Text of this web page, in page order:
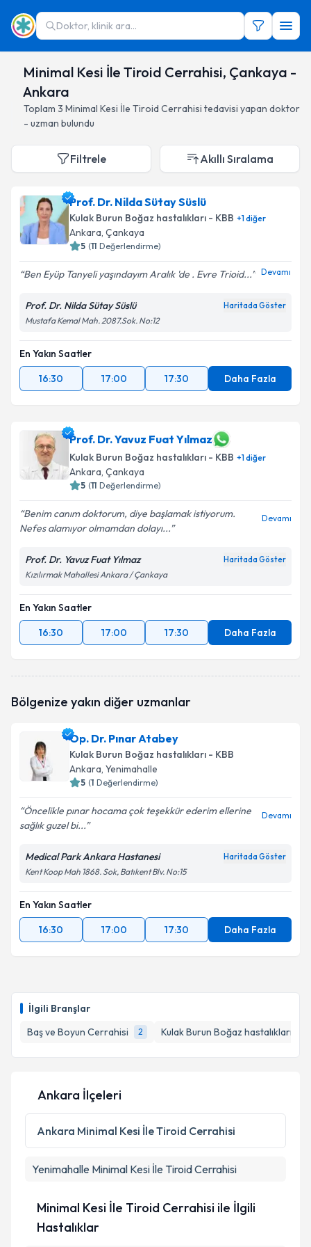
Doktor, klinik ara...
Minimal Kesi İle Tiroid Cerrahisi, Çankaya -
Ankara
Toplam 3 Minimal Kesi İle Tiroid Cerrahisi tedavisi yapan doktor
- uzman bulundu
İlgili Branşlar
Baş ve Boyun Cerrahisi
2 Kulak Burun Boğaz hastalıkları -
Filtrele Akıllı Sıralama
Prof. Dr. Nilda Sütay Süslü
Kulak Burun Boğaz hastalıkları - KBB +1diğer
Ankara, Çankaya
5 (11 Değerlendirme)
Ben Eyüp Tanyeli yaşındayım Aralık 'de . Evre Trioid... Devamı
Prof. Dr. Nilda Sütay Süslü Haritada Göster
Mustafa Kemal Mah. 2087.Sok. No:12
En Yakın Saatler
16:30
17:00 17:30 Daha Fazla
Prof. Dr. Yavuz Fuat Yılmaz
Kulak Burun Boğaz hastalıkları - KBB +1diğer
Ankara, Çankaya
5 (11 Değerlendirme)
Benim canım doktorum, diye başlamak istiyorum.
Nefes alamıyor olmamdan dolayı...
Devamı
Prof. Dr. Yavuz Fuat Yılmaz Haritada Göster
Kızılırmak Mahallesi Ankara / Çankaya
En Yakın Saatler
16:30
17:00 17:30 Daha Fazla
Bölgenize yakın diğer uzmanlar
Op. Dr. Pınar Atabey
Kulak Burun Boğaz hastalıkları - KBB
Ankara, Yenimahalle
5 (1 Değerlendirme)
Öncelikle pınar hocama çok teşekkür ederim ellerine
sağlık guzel bi...
Devamı
Medical Park Ankara Hastanesi Haritada Göster
Kent Koop Mah 1868. Sok, Batıkent Blv. No:15
En Yakın Saatler
16:30
17:00 17:30 Daha Fazla
Ankara İlçeleri
Ankara Minimal Kesi İle Tiroid Cerrahisi
Yenimahalle Minimal Kesi İle Tiroid Cerrahisi
Minimal Kesi İle Tiroid Cerrahisi ile İlgili
Hastalıklar